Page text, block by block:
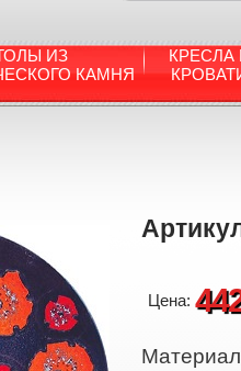
ИЗ
КАМНЯ
КРЕСЛА
Цена: